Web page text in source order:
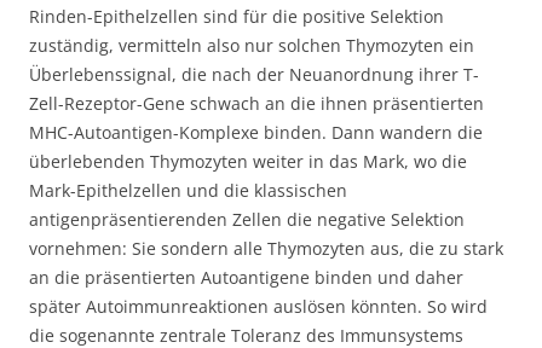
Rinden-Epithelzellen sind für die positive Selektion
zuständig, vermitteln also nur solchen Thymozyten ein
Überlebenssignal, die nach der Neuanordnung ihrer T-
Zell-Rezeptor-Gene schwach an die ihnen präsentierten
MHC-Autoantigen-Komplexe binden. Dann wandern die
überlebenden Thymozyten weiter in das Mark, wo die
Mark-Epithelzellen und die klassischen
antigenpräsentierenden Zellen die negative Selektion
vornehmen: Sie sondern alle Thymozyten aus, die zu stark
an die präsentierten Autoantigene binden und daher
später Autoimmunreaktionen auslösen könnten. So wird
die sogenannte zentrale Toleranz des Immunsystems